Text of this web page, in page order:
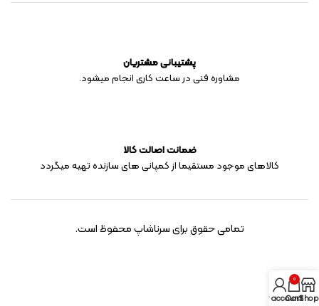
پشتیبانی مشتریان
مشاوره فنی در ساعت کاری انجام میشود.
ضمانت اصالت کالا
کالاهای موجود مستقیما از کمپانی های سازنده تهیه میگردد
تمامی حقوق برای سرناشاپ محفوظ است.
Shop
0
Cart
My account